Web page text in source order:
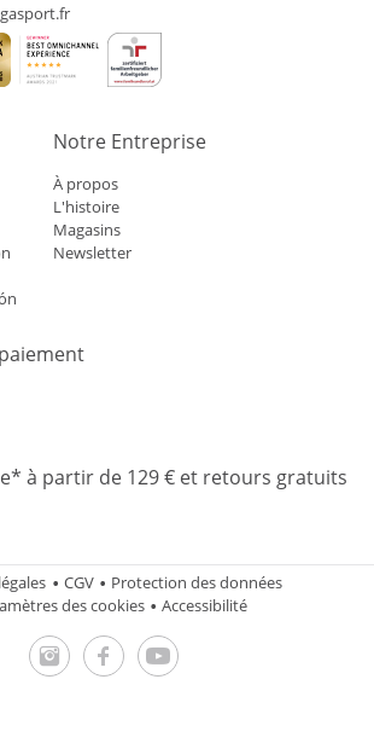
Notre Entreprise
À propos
L'histoire
Magasins
Newsletter
à partir de 129 € et retours gratuits
CGV
Protection des données
des cookies
Accessibilité